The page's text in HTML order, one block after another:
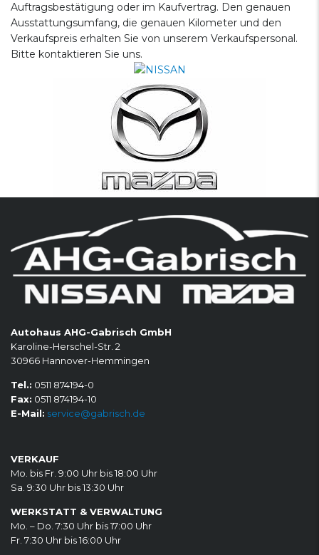
Auftragsbestätigung oder im Kaufvertrag. Den genauen
Ausstattungsumfang, die genauen Kilometer und den
Verkaufspreis erhalten Sie von unserem Verkaufspersonal.
Bitte kontaktieren Sie uns.
Autohaus AHG-Gabrisch GmbH
Karoline-Herschel-Str. 2
30966 Hannover-Hemmingen
Tel.: 0511 874194-0
Fax: 0511 874194-10
E-Mail: service@gabrisch.de
VERKAUF
Mo. bis Fr. 9:00 Uhr bis 18:00 Uhr
Sa. 9:30 Uhr bis 13:30 Uhr
WERKSTATT & VERWALTUNG
Mo. – Do. 7:30 Uhr bis 17:00 Uhr
Fr. 7:30 Uhr bis 16:00 Uhr